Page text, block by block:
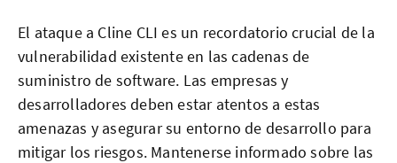
El ataque a Cline CLI es un recordatorio crucial de la
vulnerabilidad existente en las cadenas de
suministro de software. Las empresas y
desarrolladores deben estar atentos a estas
amenazas y asegurar su entorno de desarrollo para
mitigar los riesgos. Mantenerse informado sobre las